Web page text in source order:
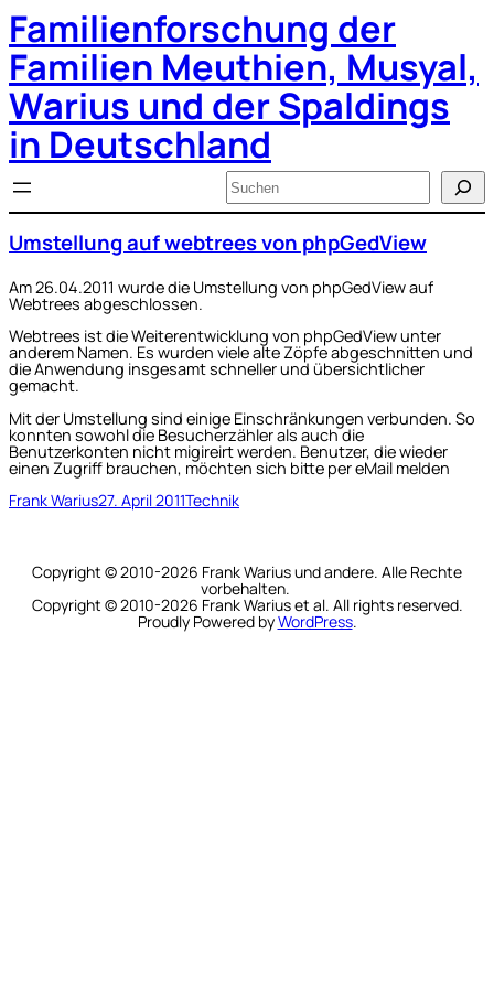
Zum
Inhalt
springen
Familienforschung der
Familien Meuthien, Musyal,
Warius und der Spaldings
in Deutschland
Suchen
Umstellung auf webtrees von phpGedView
Am 26.04.2011 wurde die Umstellung von phpGedView auf
Webtrees abgeschlossen.
Webtrees ist die Weiterentwicklung von phpGedView unter
anderem Namen. Es wurden viele alte Zöpfe abgeschnitten und
die Anwendung insgesamt schneller und übersichtlicher
gemacht.
Mit der Umstellung sind einige Einschränkungen verbunden. So
konnten sowohl die Besucherzähler als auch die
Benutzerkonten nicht migireirt werden. Benutzer, die wieder
einen Zugriff brauchen, möchten sich bitte per eMail melden
Frank Warius27. April 2011Technik
Copyright © 2010-2026 Frank Warius und andere. Alle Rechte
vorbehalten.
Copyright © 2010-2026 Frank Warius et al. All rights reserved.
Proudly Powered byWordPress.